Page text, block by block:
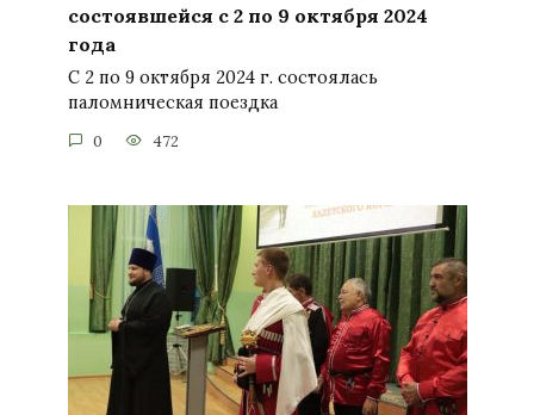
состоявшейся с 2 по 9 октября 2024
года
С 2 по 9 октября 2024 г. состоялась
паломническая поездка
0 472